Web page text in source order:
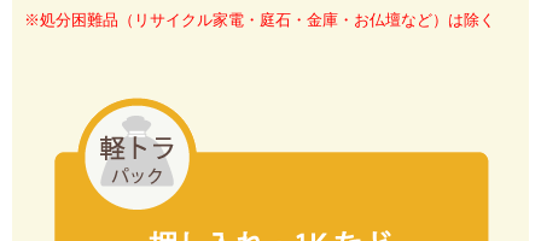
※処分困難品（リサイクル家電・庭石・金庫・お仏壇など）は除く